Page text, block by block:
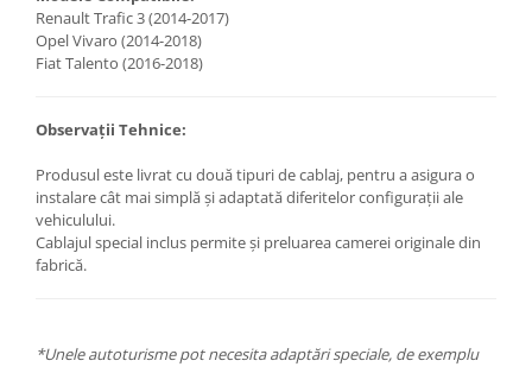
Renault Trafic 3 (2014-2017)
Opel Vivaro (2014-2018)
Fiat Talento (2016-2018)
Observații Tehnice:
Produsul este livrat cu două tipuri de cablaj, pentru a asigura o
instalare cât mai simplă și adaptată diferitelor configurații ale
vehiculului.
Cablajul special inclus permite și preluarea camerei originale din
fabrică.
*Unele autoturisme pot necesita adaptări speciale, de exemplu